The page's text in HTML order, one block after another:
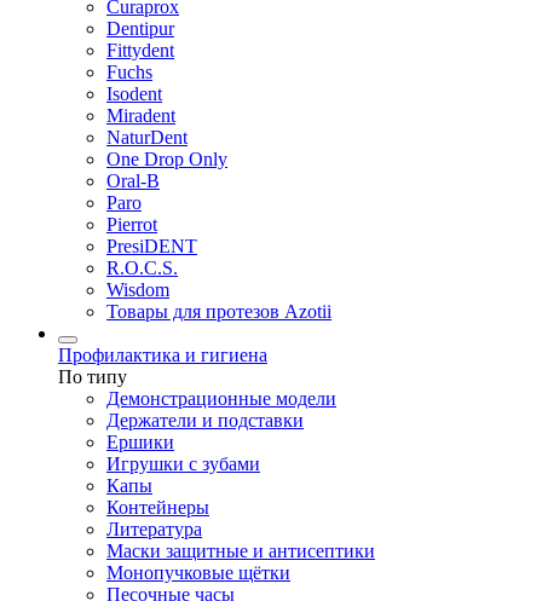
Curaprox
Dentipur
Fittydent
Fuchs
Isodent
Miradent
NaturDent
One Drop Only
Oral-B
Paro
Pierrot
PresiDENT
R.O.C.S.
Wisdom
Товары для протезов Azotii
Профилактика и гигиена
По типу
Демонстрационные модели
Держатели и подставки
Ершики
Игрушки с зубами
Капы
Контейнеры
Литература
Маски защитные и антисептики
Монопучковые щётки
Песочные часы